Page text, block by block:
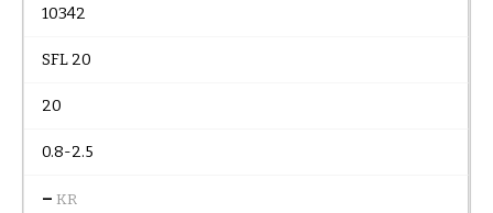
10342
SFL 20
20
0.8-2.5
– KR